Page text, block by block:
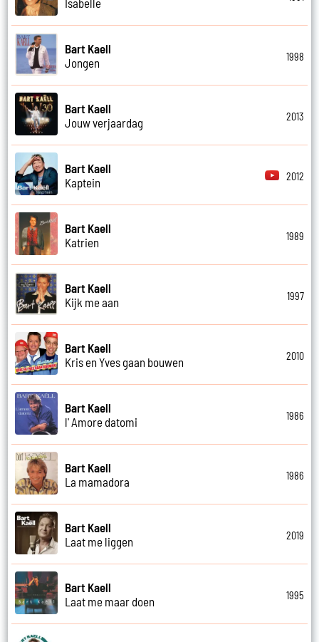
Bart Kaell
Jongen
1998
Bart Kaell
Jouw verjaardag
2013
Bart Kaell
Kaptein
2012
Bart Kaell
Katrien
1989
Bart Kaell
Kijk me aan
1997
Bart Kaell
Kris en Yves gaan bouwen
2010
Bart Kaell
l' Amore datomi
1986
Bart Kaell
La mamadora
1986
Bart Kaell
Laat me liggen
2019
Bart Kaell
Laat me maar doen
1995